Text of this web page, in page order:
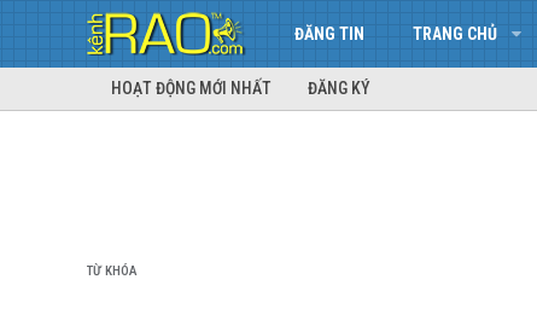
ĐĂNG TIN TRANG CHỦ
HOẠT ĐỘNG MỚI NHẤT ĐĂNG KÝ
TỪ KHÓA